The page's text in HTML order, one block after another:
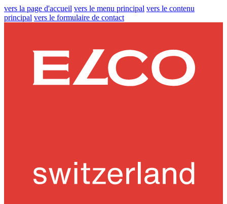
vers la page d'accueil vers le menu principal vers le contenu
principal vers le formulaire de contact